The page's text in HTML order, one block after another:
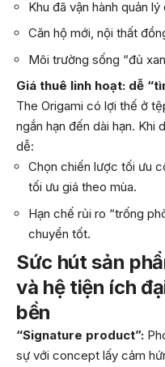
Khu đã vận hành quản
Căn hộ mới, nội thất
Môi trường sống “đủ
Giá thuê linh hoạt: dễ
The Origami có lợi thế ở
ngắn hạn đến dài hạn. Khi
dễ:
Chọn chiến lược tối ưu
tối ưu giá theo mùa.
Hạn chế rủi ro “trống
chuyển tốt.
Sức hút sản
và hệ tiện ích
bền
“Signature product”:
sự với concept lấy cảm